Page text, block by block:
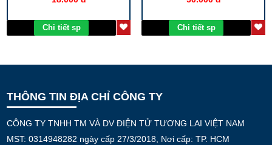
Chi tiết sp Chi tiết sp
THÔNG TIN ĐỊA CHỈ CÔNG TY
CÔNG TY TNHH TM VÀ DV ĐIỆN TỬ TƯƠNG LAI VIỆT NAM
MST: 0314948282 ngày cấp 27/3/2018, Nơi cấp: TP. HCM